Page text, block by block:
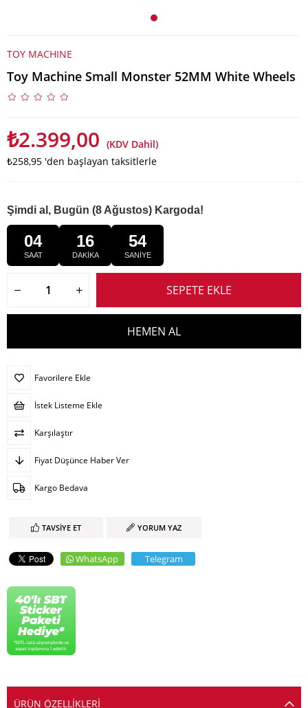
TOY MACHINE
Toy Machine Small Monster 52MM White Wheels
₺2.399,00 (KDV Dahil)
₺258,95 'den başlayan taksitlerle
Şimdi al, Bugün (8 Ağustos) Kargoda!
04
SAAT
16
DAKİKA
54
SANİYE
Favorilere Ekle
İstek Listeme Ekle
Karşılaştır
Fiyat Düşünce Haber Ver
Kargo Bedava
TAVSIYE ET YORUM YAZ
WhatsApp Telegram
ÜRÜN ÖZELLIKLERI